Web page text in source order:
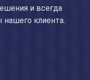
и всегда
нашего клиента.